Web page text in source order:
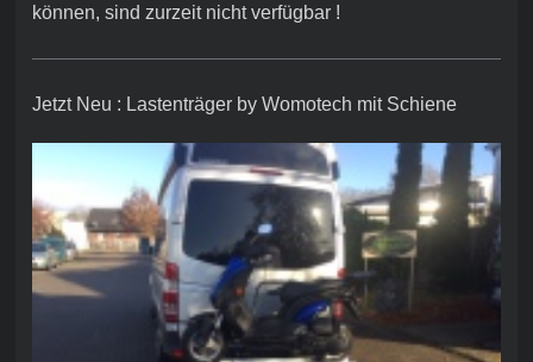
können, sind zurzeit nicht verfügbar !
Jetzt Neu : Lastenträger by Womotech mit Schiene